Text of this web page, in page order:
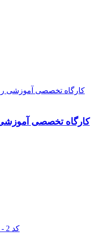
کارگاه تخصصی